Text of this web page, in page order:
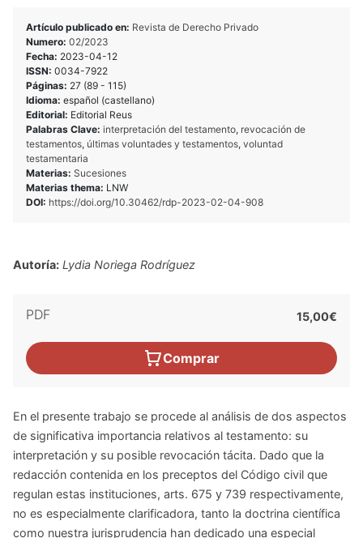
Artículo publicado en: Revista de Derecho Privado
Numero: 02/2023
Fecha: 2023-04-12
ISSN: 0034-7922
Páginas: 27 (89 - 115)
Idioma: español (castellano)
Editorial: Editorial Reus
Palabras Clave: interpretación del testamento, revocación de
testamentos, últimas voluntades y testamentos, voluntad
testamentaria
Materias: Sucesiones
Materias thema: LNW
DOI: https://doi.org/10.30462/rdp-2023-02-04-908
Autoría: Lydia Noriega Rodríguez
PDF 15,00€
Comprar
En el presente trabajo se procede al análisis de dos aspectos
de significativa importancia relativos al testamento: su
interpretación y su posible revocación tácita. Dado que la
redacción contenida en los preceptos del Código civil que
regulan estas instituciones, arts. 675 y 739 respectivamente,
no es especialmente clarificadora, tanto la doctrina científica
como nuestra jurisprudencia han dedicado una especial